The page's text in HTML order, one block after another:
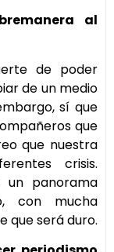
al
de poder
de un medio
sí que
que
que nuestra
crisis.
un panorama
con mucha
que será duro.